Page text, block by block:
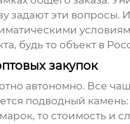
задают эти
будь то объект в
закупок
автономно. Все
подводный
то стоимость и